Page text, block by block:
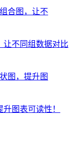
让不同组数据对比
图表可读性！